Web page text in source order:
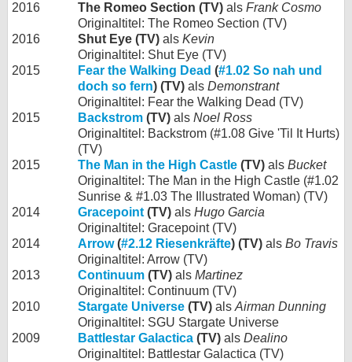
2016
The Romeo Section (TV) als Frank Cosmo
Originaltitel: The Romeo Section (TV)
2016
Shut Eye (TV) als Kevin
Originaltitel: Shut Eye (TV)
2015
Fear the Walking Dead (#1.02 So nah und
doch so fern) (TV) als Demonstrant
Originaltitel: Fear the Walking Dead (TV)
2015
Backstrom (TV) als Noel Ross
Originaltitel: Backstrom (#1.08 Give 'Til It Hurts)
(TV)
2015
The Man in the High Castle (TV) als Bucket
Originaltitel: The Man in the High Castle (#1.02
Sunrise & #1.03 The Illustrated Woman) (TV)
2014
Gracepoint (TV) als Hugo Garcia
Originaltitel: Gracepoint (TV)
2014
Arrow(#2.12 Riesenkräfte) (TV) als Bo Travis
Originaltitel: Arrow (TV)
2013
Continuum (TV) als Martinez
Originaltitel: Continuum (TV)
2010
Stargate Universe (TV) als Airman Dunning
Originaltitel: SGU Stargate Universe
2009
Battlestar Galactica (TV) als Dealino
Originaltitel: Battlestar Galactica (TV)